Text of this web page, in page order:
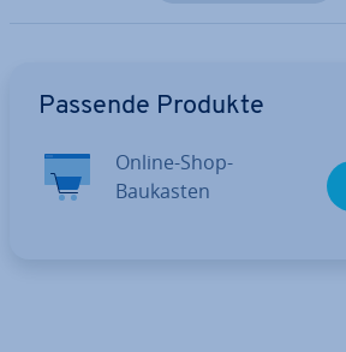
Passende Produkte
Online-Shop-
Baukasten